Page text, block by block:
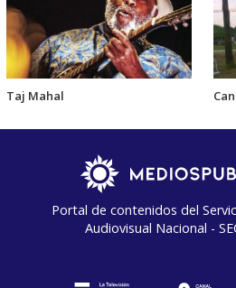
Taj Mahal
Portal de contenidos del
Audiovisual Nacional -